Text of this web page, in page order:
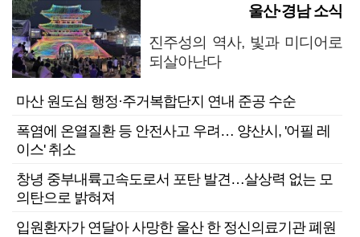
울산·경남 소식
진주성의 역사, 빛과 미디어로
되살아난다
마산 원도심 행정·주거복합단지 연내 준공 수순
폭염에 온열질환 등 안전사고 우려… 양산시, '어필 레
이스' 취소
창녕 중부내륙고속도로서 포탄 발견…살상력 없는 모
의탄으로 밝혀져
입원환자가 연달아 사망한 울산 한 정신의료기관 폐원